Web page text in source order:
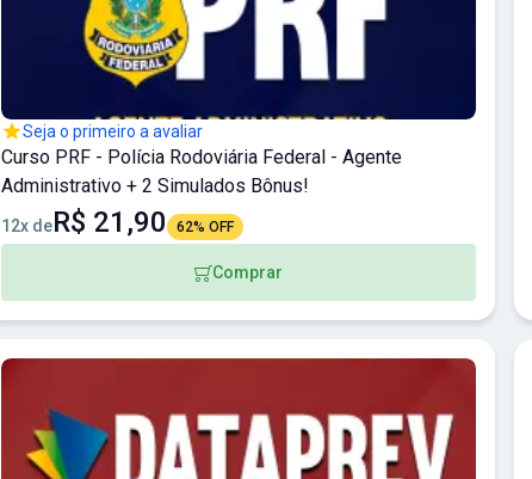
Seja o primeiro a avaliar
Curso PRF - Polícia Rodoviária Federal - Agente
Administrativo + 2 Simulados Bônus!
12x deR$ 21,90 62% OFF
Comprar